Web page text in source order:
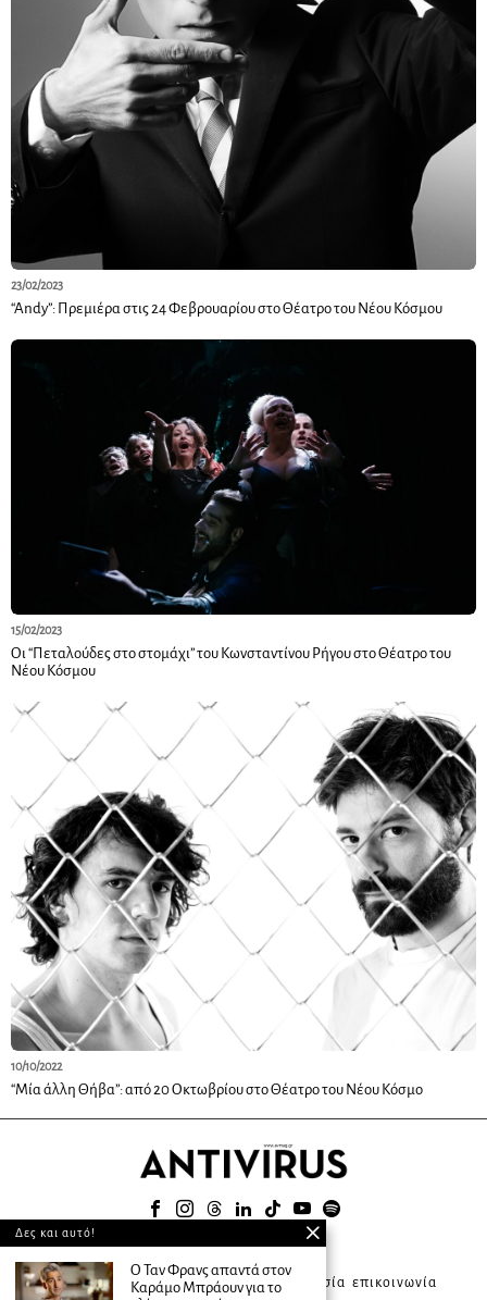
23/02/2023
“Andy”: Πρεμιέρα στις 24 Φεβρουαρίου στο Θέατρο του Νέου Κόσμου
15/02/2023
Οι “Πεταλούδες στο στομάχι” του Κωνσταντίνου Ρήγου στο Θέατρο του
Νέου Κόσμου
10/10/2022
“Μία άλλη Θήβα”: από 20 Οκτωβρίου στο Θέατρο του Νέου Κόσμο
© 2025
about ANTIVIRUS συνδρομητική υπηρεσία επικοινωνία
Δες και αυτό!
Ο Ταν Φρανς απαντά στον
Καράμο Μπράουν για το